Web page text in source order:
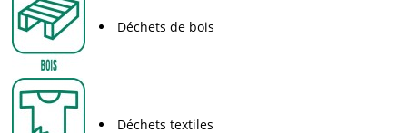
Déchets de bois
Déchets textiles